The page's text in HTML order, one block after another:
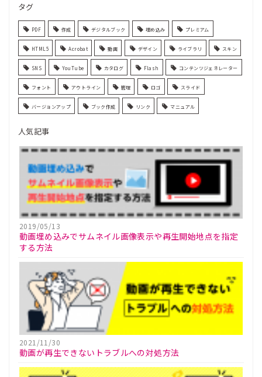
タグ
PDF 作成 デジタルブック 埋め込み プレミアム
HTML5 Acrobat 動画 デザイン ライブラリ スキン
SNS YouTube カタログ Flash コンテンツジェネレーター
フォント アウトライン 管理 ロゴ スライド
バージョンアップ ブック作成 リンク マニュアル
人気記事
2019/05/13
動画埋め込みでサムネイル画像表示や再生開始地点を指定
する方法
2021/11/30
動画が再生できないトラブルへの対処方法